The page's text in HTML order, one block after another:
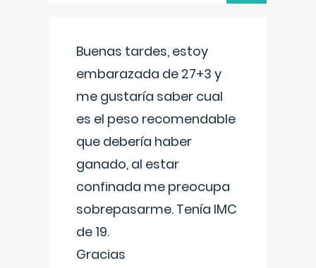
Buenas tardes, estoy
embarazada de 27+3 y
me gustaría saber cual
es el peso recomendable
que debería haber
ganado, al estar
confinada me preocupa
sobrepasarme. Tenía IMC
de 19.
Gracias